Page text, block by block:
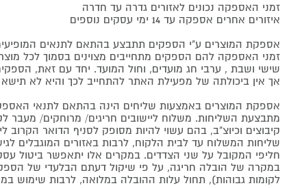
זמני האספקה נכונים לאזורים גדרה עד חדרה
איזורים אחרים אספקה עד 14 ימי עסקים נוספים
אספקת המוצרים ע"י הספקים תתבצע בהתאם לתנאים
זמני האספקה להם הספקים מתחייבים מצוינים בסמוך לכל
שישי ושבת , ערבי חג מועדים, וחול המועד. יחד עם זאת,
אך אין ביכולתה של מפעילת האתר להתחייב לכך והיא לא
אספקת המוצרים באמצעות שליחים הינה בהתאם לתנאי
מתבצעת השליחות. משלוח ליישובים חריגים/ מרוחקים/ מעבר
קיבוצים וכיוצ"ב, בהם עשוי להיות מסופק לסניף הדואר
שליחות המשלוח עד לבית הלקוח, לרבות באזורים המוגבלים
חליפי המקובל על שני הצדדים. במקרים אלו יתאפשר ביטול
במקרה של הובלה חריגה, על פי שיקול דעתם הבלעדי של
לקומות גבוהות), תחול עלות ההובלה במלואה, לרבות שימוש